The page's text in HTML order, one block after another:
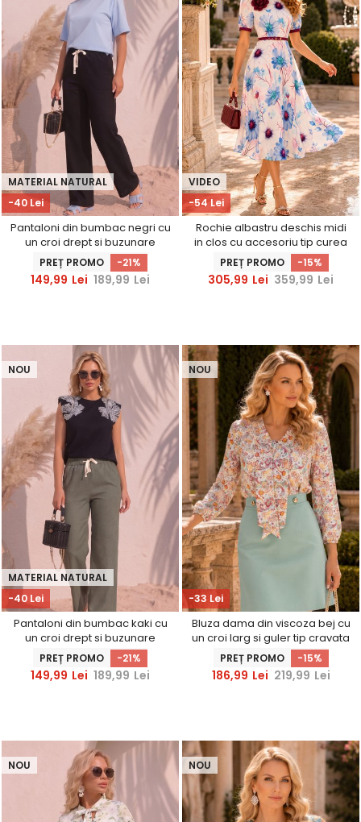
-40 Lei
MATERIAL NATURAL
Pantaloni din bumbac negri cu
un croi drept si buzunare
laterale
PREȚ PROMO -21%
149,99 Lei 189,99 Lei
-54 Lei
VIDEO
Rochie albastru deschis midi
in clos cu accesoriu tip curea
si brosa florala - StarShinerS
PREȚ PROMO -15%
305,99 Lei 359,99 Lei
-40 Lei
MATERIAL NATURAL
NOU
Pantaloni din bumbac kaki cu
un croi drept si buzunare
laterale
PREȚ PROMO -21%
149,99 Lei 189,99 Lei
-33 Lei
NOU
Bluza dama din viscoza bej cu
un croi larg si guler tip cravata
- StarShinerS
PREȚ PROMO -15%
186,99 Lei 219,99 Lei
NOU NOU